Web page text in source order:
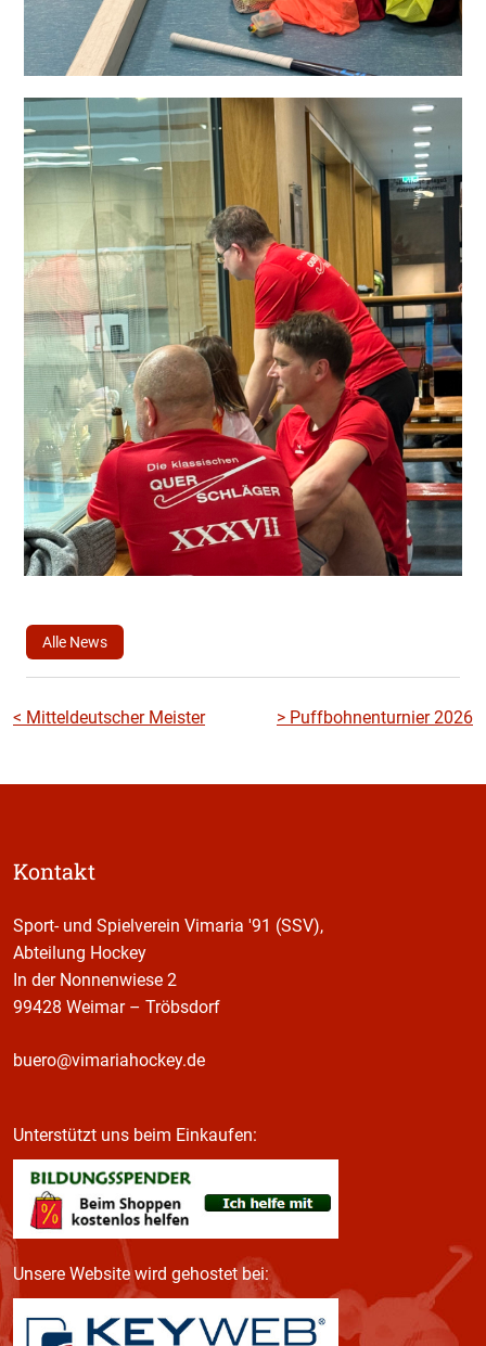
Alle News
Beitragsnavigation
< Mitteldeutscher Meister > Puffbohnenturnier 2026
Kontakt
Sport- und Spielverein Vimaria '91 (SSV),
Abteilung Hockey
In der Nonnenwiese 2
99428 Weimar – Tröbsdorf
buero@vimariahockey.de
Unterstützt uns beim Einkaufen:
Unsere Website wird gehostet bei: